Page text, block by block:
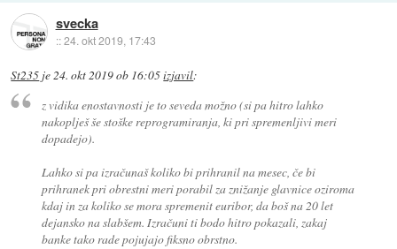
svecka
::24. okt 2019, 17:43
St235 je24. okt 2019 ob 16:05izjavil:
z vidika enostavnosti je to seveda možno (si pa hitro lahko
nakoplješ še stoške reprogramiranja, ki pri spremenljivi meri
dopadejo).
Lahko si pa izračunaš koliko bi prihranil na mesec, če bi
prihranek pri obrestni meri porabil za znižanje glavnice oziroma
kdaj in za koliko se mora spremenit euribor, da boš na 20 let
dejansko na slabšem. Izračuni ti bodo hitro pokazali, zakaj
banke tako rade pojujajo fiksno obrstno.